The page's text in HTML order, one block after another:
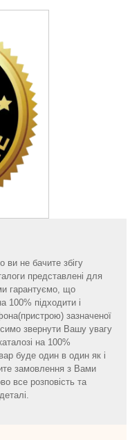
не бачите збігу
представлені для
гарантуємо, що
100% підходити і
зазначеної
звернути Вашу увагу
на 100%
буде один в один як і
замовлення з Вами
все розповість та